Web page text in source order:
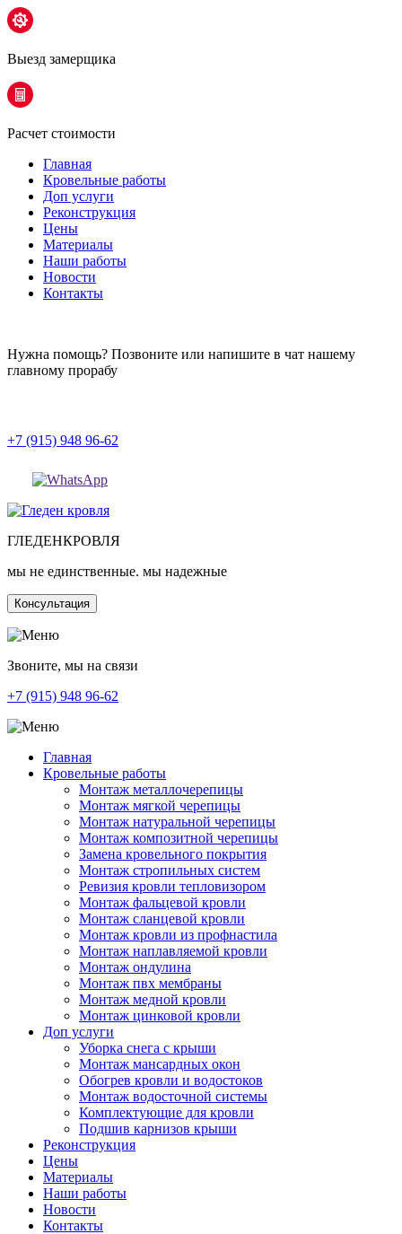
Выезд замерщика
Расчет стоимости
Главная
Кровельные работы
Доп услуги
Реконструкция
Цены
Материалы
Наши работы
Новости
Контакты
Нужна помощь? Позвоните или напишите в чат нашему
главному прорабу
+7 (915) 948 96-62
ГЛЕДЕНКРОВЛЯ
мы не единственные. мы надежные
Консультация
Звоните, мы на связи
+7 (915) 948 96-62
Главная
Кровельные работы
Монтаж металлочерепицы
Монтаж мягкой черепицы
Монтаж натуральной черепицы
Монтаж композитной черепицы
Замена кровельного покрытия
Монтаж стропильных систем
Ревизия кровли тепловизором
Монтаж фальцевой кровли
Монтаж сланцевой кровли
Монтаж кровли из профнастила
Монтаж наплавляемой кровли
Монтаж ондулина
Монтаж пвх мембраны
Монтаж медной кровли
Монтаж цинковой кровли
Доп услуги
Уборка снега с крыши
Монтаж мансардных окон
Обогрев кровли и водостоков
Монтаж водосточной системы
Комплектующие для кровли
Подшив карнизов крыши
Реконструкция
Цены
Материалы
Наши работы
Новости
Контакты